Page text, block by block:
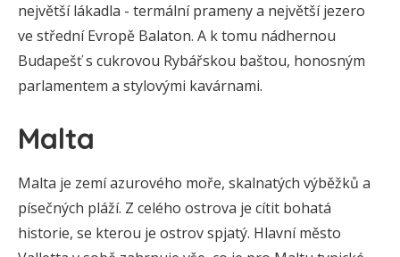
největší lákadla - termální prameny a největší jezero
ve střední Evropě Balaton. A k tomu nádhernou
Budapešť s cukrovou Rybářskou baštou, honosným
parlamentem a stylovými kavárnami.
Malta
Malta je zemí azurového moře, skalnatých výběžků a
písečných pláží. Z celého ostrova je cítit bohatá
historie, se kterou je ostrov spjatý. Hlavní město